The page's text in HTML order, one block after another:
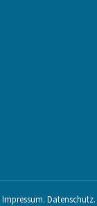
Impressum. Datenschutz.